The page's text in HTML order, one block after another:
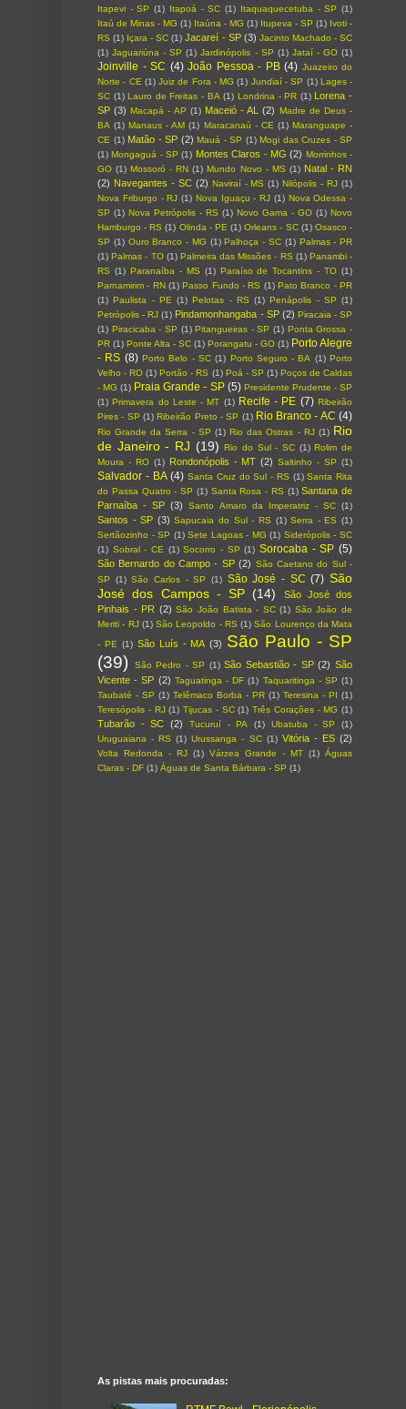
Itapevi - SP (1) Itapoá - SC (1) Itaquaquecetuba - SP (1)
Itaú de Minas - MG (1) Itaúna - MG (1) Itupeva - SP (1) Ivoti -
RS (1) Içara - SC (1) Jacareí - SP (3) Jacinto Machado - SC
(1) Jaguariúna - SP (1) Jardinópolis - SP (1) Jataí - GO (1)
Joinville - SC (4) João Pessoa - PB (4) Juazeiro do
Norte - CE (1) Juiz de Fora - MG (1) Jundiaí - SP (1) Lages -
SC (1) Lauro de Freitas - BA (1) Londrina - PR (1) Lorena -
SP (3) Macapá - AP (1) Maceió - AL (2) Madre de Deus -
BA (1) Manaus - AM (1) Maracanaú - CE (1) Maranguape -
CE (1) Matão - SP (2) Mauá - SP (1) Mogi das Cruzes - SP
(1) Mongaguá - SP (1) Montes Claros - MG (2) Morrinhos -
GO (1) Mossoró - RN (1) Mundo Novo - MS (1) Natal - RN
(2) Navegantes - SC (2) Naviraí - MS (1) Nilópolis - RJ (1)
Nova Friburgo - RJ (1) Nova Iguaçu - RJ (1) Nova Odessa -
SP (1) Nova Petrópolis - RS (1) Novo Gama - GO (1) Novo
Hamburgo - RS (1) Olinda - PE (1) Orleans - SC (1) Osasco -
SP (1) Ouro Branco - MG (1) Palhoça - SC (1) Palmas - PR
(1) Palmas - TO (1) Palmeira das Missões - RS (1) Panambi -
RS (1) Paranaíba - MS (1) Paraíso de Tocantins - TO (1)
Parnamirim - RN (1) Passo Fundo - RS (1) Pato Branco - PR
(1) Paulista - PE (1) Pelotas - RS (1) Penápolis - SP (1)
Petrópolis - RJ (1) Pindamonhangaba - SP (2) Piracaia - SP
(1) Piracicaba - SP (1) Pitangueiras - SP (1) Ponta Grossa -
PR (1) Ponte Alta - SC (1) Porangatu - GO (1) Porto Alegre
- RS (8) Porto Belo - SC (1) Porto Seguro - BA (1) Porto
Velho - RO (1) Portão - RS (1) Poá - SP (1) Poços de Caldas
- MG (1) Praia Grande - SP (5) Presidente Prudente - SP
(1) Primavera do Leste - MT (1) Recife - PE (7) Ribeirão
Pires - SP (1) Ribeirão Preto - SP (1) Rio Branco - AC (4)
Rio Grande da Serra - SP (1) Rio das Ostras - RJ (1) Rio
de Janeiro - RJ (19) Rio do Sul - SC (1) Rolim de
Moura - RO (1) Rondonópolis - MT (2) Saltinho - SP (1)
Salvador - BA (4) Santa Cruz do Sul - RS (1) Santa Rita
do Passa Quatro - SP (1) Santa Rosa - RS (1) Santana de
Parnaíba - SP (3) Santo Amaro da Imperatriz - SC (1)
Santos - SP (3) Sapucaia do Sul - RS (1) Serra - ES (1)
Sertãozinho - SP (1) Sete Lagoas - MG (1) Siderópolis - SC
(1) Sobral - CE (1) Socorro - SP (1) Sorocaba - SP (5)
São Bernardo do Campo - SP (2) São Caetano do Sul -
SP
(1) São Carlos - SP (1) São José - SC (7) São
José dos Campos - SP (14)
São José dos
Pinhais - PR (2) São João Batista - SC (1) São João de
Meriti - RJ (1) São Leopoldo - RS (1) São Lourenço da Mata
- PE (1) São Luís - MA (3) São Paulo - SP
(39)
São Pedro - SP (1) São Sebastião - SP (2) São
Vicente - SP (2) Taguatinga - DF (1) Taquaritinga - SP (1)
Taubaté - SP (1) Telêmaco Borba - PR (1) Teresina - PI (1)
Teresópolis - RJ (1) Tijucas - SC (1) Três Corações - MG (1)
Tubarão - SC (2) Tucuruí - PA (1) Ubatuba - SP
(1)
Uruguaiana - RS (1) Urussanga - SC (1) Vitória - ES (2)
Volta Redonda - RJ (1) Várzea Grande - MT (1) Águas
Claras - DF (1) Águas de Santa Bárbara - SP (1)
As pistas mais procuradas: